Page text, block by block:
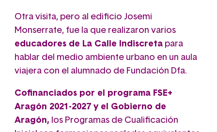
Otra visita, pero al edificio Josemi
Monserrate, fue la que realizaron varios
educadores de La Calle Indiscreta para
hablar del medio ambiente urbano en un aula
viajera con el alumnado de Fundación Dfa.
Cofinanciados por el programa FSE+
Aragón 2021-2027 y el Gobierno de
Aragón, los Programas de Cualificación